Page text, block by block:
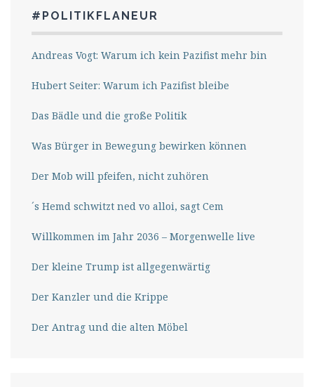
#POLITIKFLANEUR
Andreas Vogt: Warum ich kein Pazifist mehr bin
Hubert Seiter: Warum ich Pazifist bleibe
Das Bädle und die große Politik
Was Bürger in Bewegung bewirken können
Der Mob will pfeifen, nicht zuhören
´s Hemd schwitzt ned vo alloi, sagt Cem
Willkommen im Jahr 2036 – Morgenwelle live
Der kleine Trump ist allgegenwärtig
Der Kanzler und die Krippe
Der Antrag und die alten Möbel